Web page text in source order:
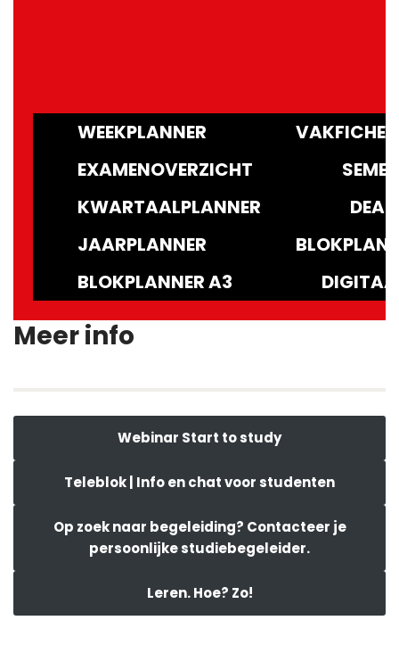
WEEKPLANNER
VAKFICHE
EXAMENOVERZICHT
KWARTAALPLANNER
JAARPLANNER
BLOKPLANNER A3
Meer info
Webinar Start to study
Teleblok | Info en chat voor studenten
Op zoek naar begeleiding? Contacteer je
persoonlijke studiebegeleider.
Leren. Hoe? Zo!